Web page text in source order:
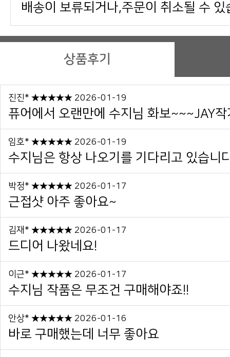
배송이 보류되거나,주문이 취소될 수 있
상품후기
진진* ★★★★★ 2026-01-19
퓨어에서 오랜만에 수지님 화보~~~JAY
임호* ★★★★★ 2026-01-19
수지님은 항상 나오기를 기다리고 있습니
박정* ★★★★★ 2026-01-17
근접샷 아주 좋아요~
김재* ★★★★★ 2026-01-17
드디어 나왔네요!
이근* ★★★★★ 2026-01-17
수지님 작품은 무조건 구매해야죠!!
안상* ★★★★★ 2026-01-16
바로 구매했는데 너무 좋아요